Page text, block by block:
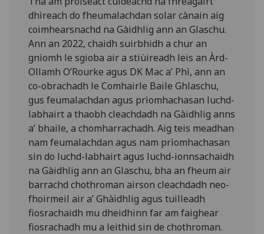
dhìreach do fheumalachdan solar cànain aig
coimhearsnachd na Gàidhlig ann an Glaschu.
Ann an 2022, chaidh suirbhidh a chur an
gnìomh le sgioba air a stiùireadh leis an Àrd-
Ollamh O’Rourke agus DK Mac a’ Phì, ann an
co-obrachadh le Comhairle Baile Ghlaschu,
gus feumalachdan agus prìomhachasan luchd-
labhairt a thaobh cleachdadh na Gàidhlig anns
a’ bhaile, a chomharrachadh. Aig teis meadhan
nam feumalachdan agus nam prìomhachasan
sin do luchd-labhairt agus luchd-ionnsachaidh
na Gàidhlig ann an Glaschu, bha an fheum air
barrachd chothroman airson cleachdadh neo-
fhoirmeil air a’ Ghàidhlig agus tuilleadh
fiosrachaidh mu dheidhinn far am faighear
fiosrachadh mu a leithid sin de chothroman.